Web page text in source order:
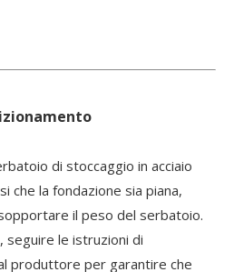
di stoccaggio in acciaio
che la fondazione sia piana,
il peso del serbatoio.
seguire le istruzioni di
produttore per garantire che